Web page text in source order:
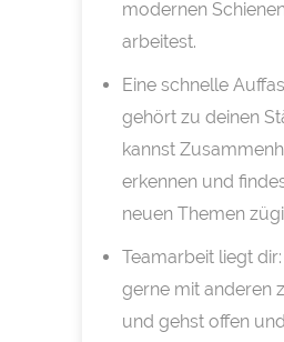
modernen
arbeitest.
Eine schnelle
gehört zu deinen
kannst
erkennen und
neuen Themen
Teamarbeit liegt
gerne mit anderen
und gehst offen